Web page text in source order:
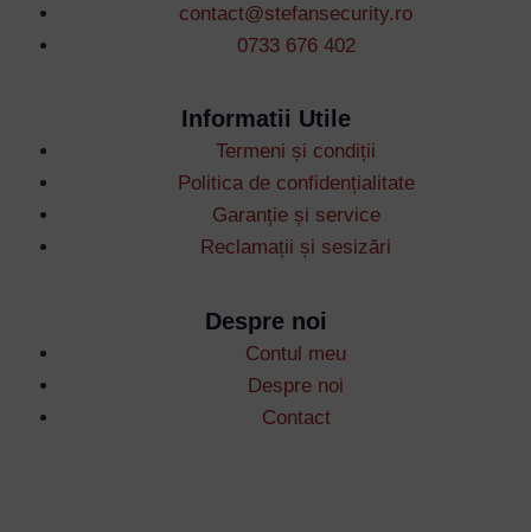
contact@stefansecurity.ro
0733 676 402
Informatii Utile
Termeni și condiții
Politica de confidențialitate
Garanție și service
Reclamații și sesizări
Despre noi
Contul meu
Despre noi
Contact
Username or Email Address
Password
Remember Me
Lost your password?